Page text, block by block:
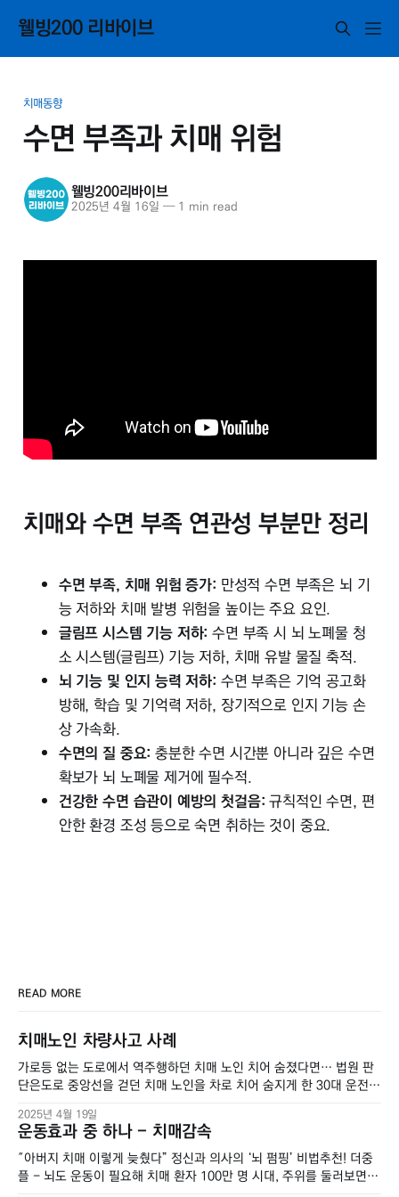
웰빙200 리바이브
치매동향
수면 부족과 치매 위험
웰빙200리바이브
2025년 4월 16일 —1 min read
치매와 수면 부족 연관성 부분만 정리
수면 부족, 치매 위험 증가: 만성적 수면 부족은 뇌 기
능 저하와 치매 발병 위험을 높이는 주요 요인.
글림프 시스템 기능 저하: 수면 부족 시 뇌 노폐물 청
소 시스템(글림프) 기능 저하, 치매 유발 물질 축적.
뇌 기능 및 인지 능력 저하: 수면 부족은 기억 공고화
방해, 학습 및 기억력 저하, 장기적으로 인지 기능 손
상 가속화.
수면의 질 중요: 충분한 수면 시간뿐 아니라 깊은 수면
확보가 뇌 노폐물 제거에 필수적.
건강한 수면 습관이 예방의 첫걸음:규칙적인 수면, 편
안한 환경 조성 등으로 숙면 취하는 것이 중요.
READ MORE
치매노인 차량사고 사례
가로등 없는 도로에서 역주행하던 치매 노인 치어 숨졌다면… 법원 판
단은도로 중앙선을 걷던 치매 노인을 차로 치어 숨지게 한 30대 운전자
례법 위반(치사) 혐의로 기소된 A(31) 씨에게 무죄를 선고했다고 밝혔
다. A부산일보스포츠폴리오 * 전주지법, 교통사고처리 특례법 위반(치
사) 혐의 A씨에 무죄 선고 * 2023년 12월
2025년 4월 19일
운동효과 중 하나 - 치매감속
″아버지 치매 이렇게 늦췄다” 정신과 의사의 ‘뇌 펌핑’ 비법추천! 더중
플 - 뇌도 운동이 필요해 치매 환자 100만 명 시대, 주위를 둘러보면